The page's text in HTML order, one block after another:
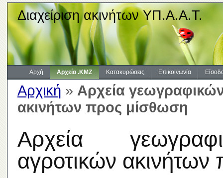
Διαχείριση ακινήτων ΥΠ.Α.Α.Τ.
Αρχή Αρχεία .KMZ Κατακυρώσεις Επικοινωνία
Αρχική » Αρχεία
ακινήτων προς μίσθωση
Αρχεία
αγροτικών